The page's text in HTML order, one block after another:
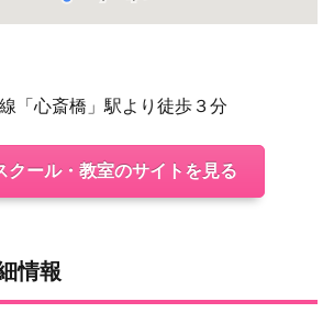
「心斎橋」駅より徒歩３分
クール・教室のサイトを見る
情報